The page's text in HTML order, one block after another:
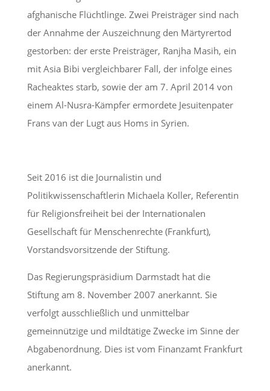
afghanische Flüchtlinge. Zwei Preisträger sind nach
der Annahme der Auszeichnung den Märtyrertod
gestorben: der erste Preisträger, Ranjha Masih, ein
mit Asia Bibi vergleichbarer Fall, der infolge eines
Racheaktes starb, sowie der am 7. April 2014 von
einem Al-Nusra-Kämpfer ermordete Jesuitenpater
Frans van der Lugt aus Homs in Syrien.
Seit 2016 ist die Journalistin und
Politikwissenschaftlerin Michaela Koller, Referentin
für Religionsfreiheit bei der Internationalen
Gesellschaft für Menschenrechte (Frankfurt),
Vorstandsvorsitzende der Stiftung.
Das Regierungspräsidium Darmstadt hat die
Stiftung am 8. November 2007 anerkannt. Sie
verfolgt ausschließlich und unmittelbar
gemeinnützige und mildtätige Zwecke im Sinne der
Abgabenordnung. Dies ist vom Finanzamt Frankfurt
anerkannt.